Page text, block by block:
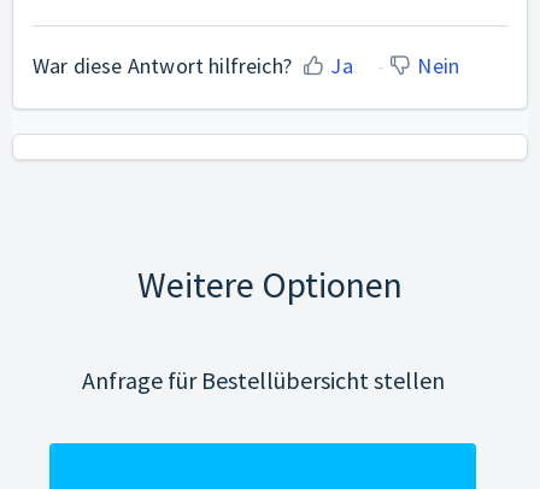
War diese Antwort hilfreich? Ja Nein
Weitere Optionen
Anfrage für Bestellübersicht stellen